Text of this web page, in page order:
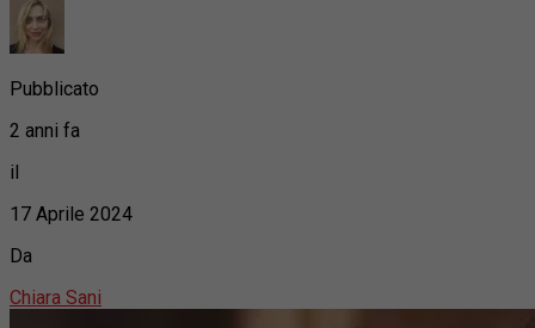
Pubblicato
2 anni fa
il
17 Aprile 2024
Da
Chiara Sani